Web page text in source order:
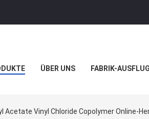
ÜBER UNS FABRIK-AUSFLUG
Acetate Vinyl Chloride Copolymer Online-